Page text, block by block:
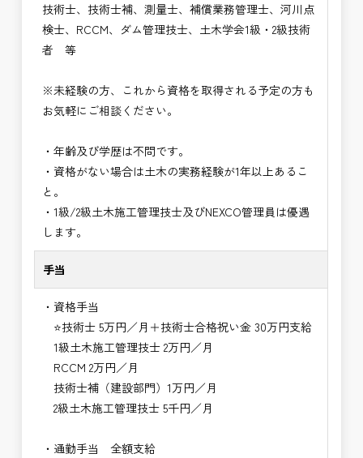
技術士、技術士補、測量士、補償業務管理士、河川点
検士、RCCM、ダム管理技士、土木学会1級・2級技術
者 等
※未経験の方、これから資格を取得される予定の方も
お気軽にご相談ください。
・年齢及び学歴は不問です。
・資格がない場合は土木の実務経験が1年以上あるこ
と。
・1級/2級土木施工管理技士及びNEXCO管理員は優遇
します。
手当
・資格手当
⭐技術士 5万円／月＋技術士合格祝い金 30万円支給
1級土木施工管理技士 2万円／月
RCCM 2万円／月
技術士補（建設部門）1万円／月
2級土木施工管理技士 5千円／月
・通勤手当 全額支給